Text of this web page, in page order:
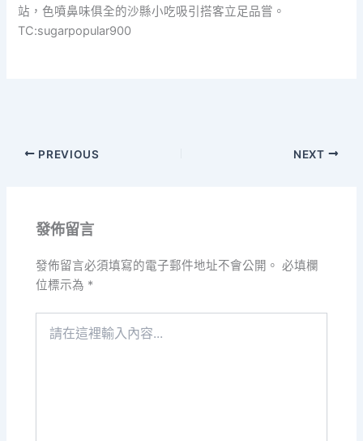
站，色噴鼻味俱全的沙縣小吃吸引搭客立足品嘗。
TC:sugarpopular900
PREVIOUS NEXT
發佈留言
發佈留言必須填寫的電子郵件地址不會公開。 必填欄
位標示為 *